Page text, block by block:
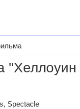
"Хеллоуин
Spectacle